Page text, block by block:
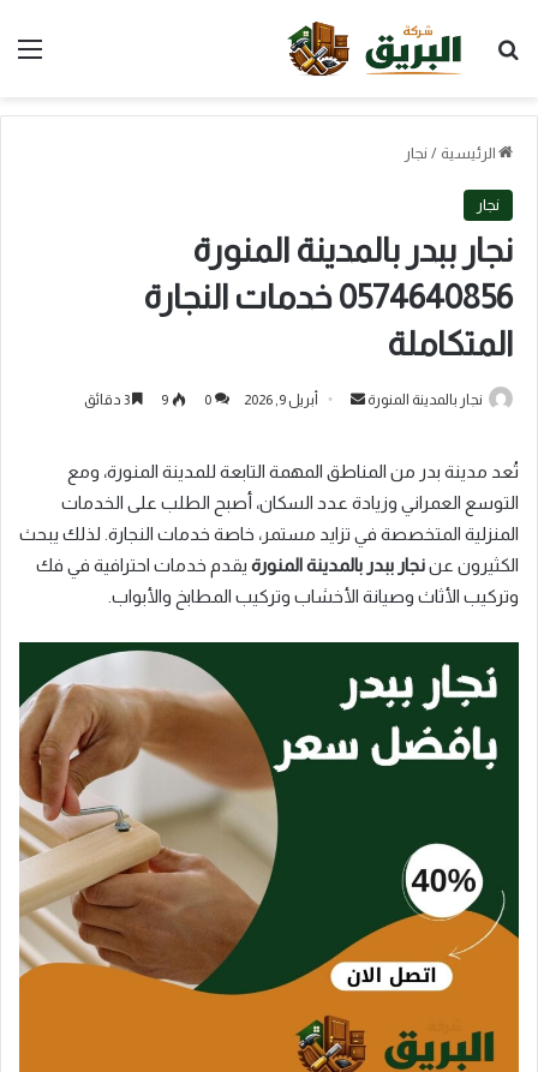
بحث عن
الرئيسية / نجار
نجار
نجار ببدر بالمدينة المنورة
0574640856 خدمات النجارة
المتكاملة
نجار بالمدينة المنورة
أرسل
أبريل 9, 2026 0
9
تُعد مدينة بدر من المناطق المهمة التابعة للمدينة المنورة، ومع
التوسع العمراني وزيادة عدد السكان، أصبح الطلب على الخدمات
المنزلية المتخصصة في تزايد مستمر، خاصة خدمات النجارة. لذلك يبحث
الكثيرون عننجار ببدر بالمدينة المنورة يقدم خدمات احترافية في فك
وتركيب الأثاث وصيانة الأخشاب وتركيب المطابخ والأبواب.